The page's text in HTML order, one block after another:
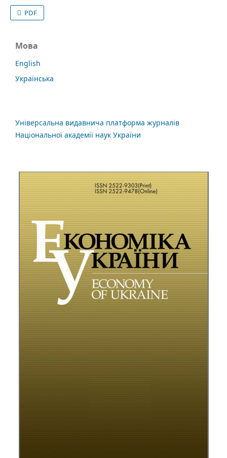
PDF
Мова
English
Українська
Універсальна видавнича платформа журналів
Національної академії наук України